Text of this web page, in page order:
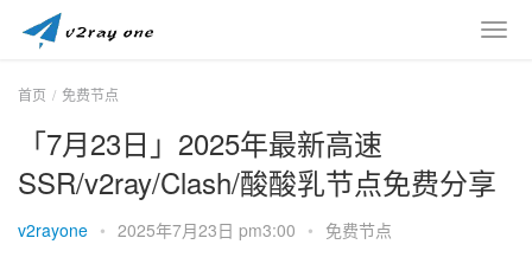
首页 免费节点
「7月23日」2025年最新高速
SSR/v2ray/Clash/酸酸乳节点免费分享
v2rayone • 2025年7月23日 pm3:00 • 免费节点